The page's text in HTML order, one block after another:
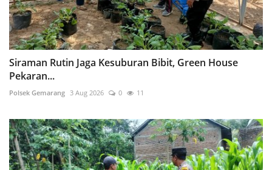
Siraman Rutin Jaga Kesuburan Bibit, Green House
Pekaran...
Polsek Gemarang 3 Aug 2026 0 11